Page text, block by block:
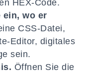
HEX-Code.
ein, wo er
CSS-Datei,
Editor, digitales
sein.
Öffnen Sie die